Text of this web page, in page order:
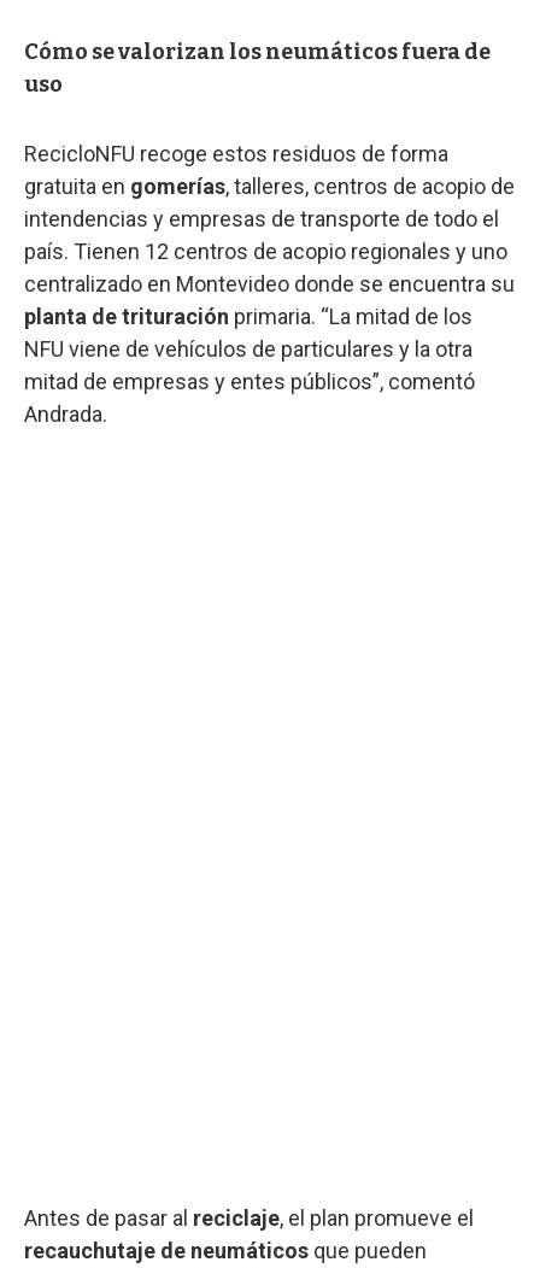
Cómo se valorizan los neumáticos fuera de
uso
RecicloNFU recoge estos residuos de forma
gratuita en gomerías, talleres, centros de acopio de
intendencias y empresas de transporte de todo el
país. Tienen 12 centros de acopio regionales y uno
centralizado en Montevideo donde se encuentra su
planta de trituración primaria. “La mitad de los
NFU viene de vehículos de particulares y la otra
mitad de empresas y entes públicos”, comentó
Andrada.
Antes de pasar al reciclaje, el plan promueve el
recauchutaje de neumáticos que pueden